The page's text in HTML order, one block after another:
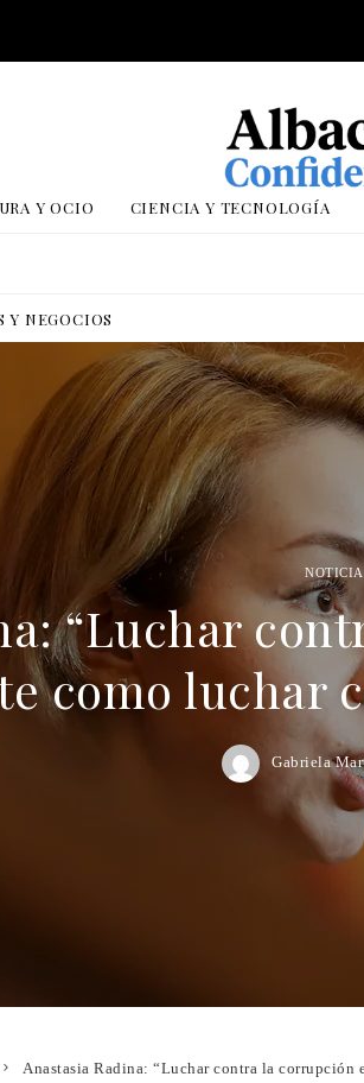
Y OCIO CIENCIA Y TECNOLOGÍA
Y NEGOCIOS
“Luchar
como luchar
Gabriela
Anastasia Radina: “Luchar contra la corrupción